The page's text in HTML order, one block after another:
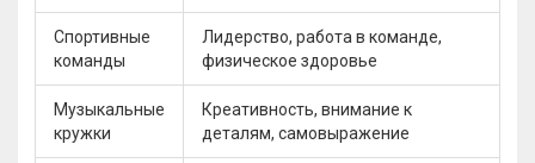
Спортивные
команды
Лидерство, работа в команде,
физическое здоровье
Музыкальные
кружки
Креативность, внимание к
деталям, самовыражение